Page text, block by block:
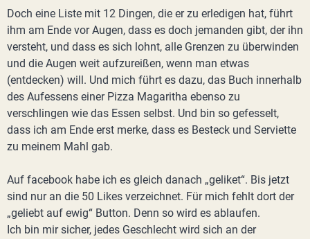
Doch eine Liste mit 12 Dingen, die er zu erledigen hat, führt
ihm am Ende vor Augen, dass es doch jemanden gibt, der ihn
versteht, und dass es sich lohnt, alle Grenzen zu überwinden
und die Augen weit aufzureißen, wenn man etwas
(entdecken) will. Und mich führt es dazu, das Buch innerhalb
des Aufessens einer Pizza Magaritha ebenso zu
verschlingen wie das Essen selbst. Und bin so gefesselt,
dass ich am Ende erst merke, dass es Besteck und Serviette
zu meinem Mahl gab.
Auf facebook habe ich es gleich danach „geliket“. Bis jetzt
sind nur an die 50 Likes verzeichnet. Für mich fehlt dort der
„geliebt auf ewig“ Button. Denn so wird es ablaufen.
Ich bin mir sicher, jedes Geschlecht wird sich an der